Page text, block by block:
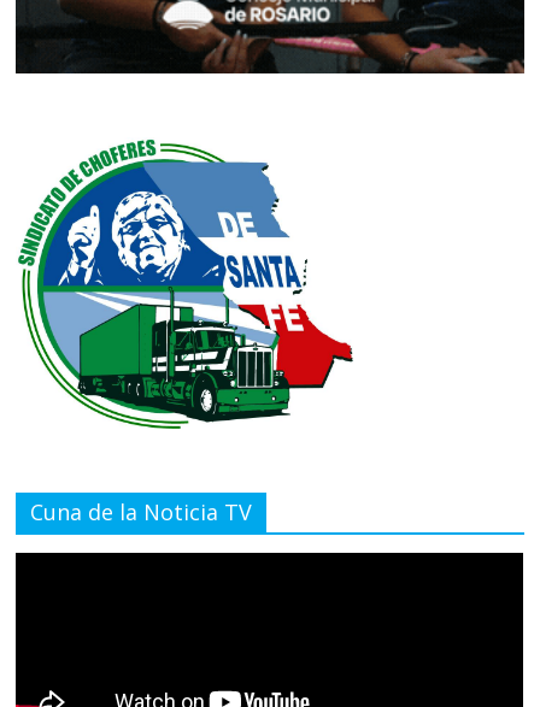
Cuna de la Noticia TV